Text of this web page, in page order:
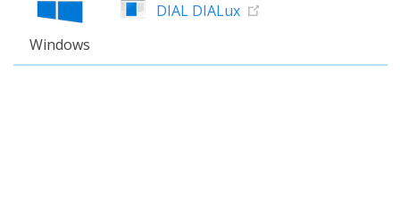
Windows
DIAL DIALux